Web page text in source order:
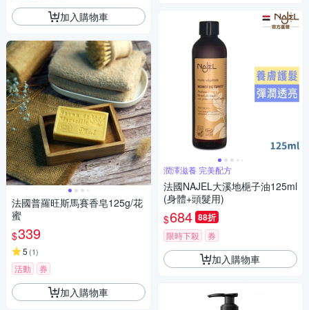
加入購物車
法國普羅旺斯馬賽香皂125g/花
蜜
$339
5 (1)
活動 券
加入購物車
潤澤滋養 完美配方
法國NAJEL大溪地梔子油125ml
(身體+頭髮用)
$684 88折
限時下殺 券
加入購物車